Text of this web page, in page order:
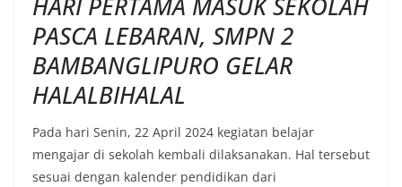
PASCA LEBARAN, SMPN 2
BAMBANGLIPURO GELAR
HALALBIHALAL
Pada hari Senin, 22 April 2024 kegiatan belajar
mengajar di sekolah kembali dilaksanakan. Hal tersebut
sesuai dengan kalender pendidikan dari